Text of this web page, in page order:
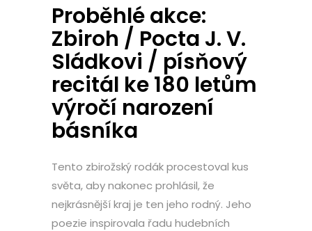
Proběhlé akce:
Zbiroh / Pocta J. V.
Sládkovi / písňový
recitál ke 180 letům
výročí narození
básníka
Tento zbirožský rodák procestoval kus
světa, aby nakonec prohlásil, že
nejkrásnější kraj je ten jeho rodný. Jeho
poezie inspirovala řadu hudebních